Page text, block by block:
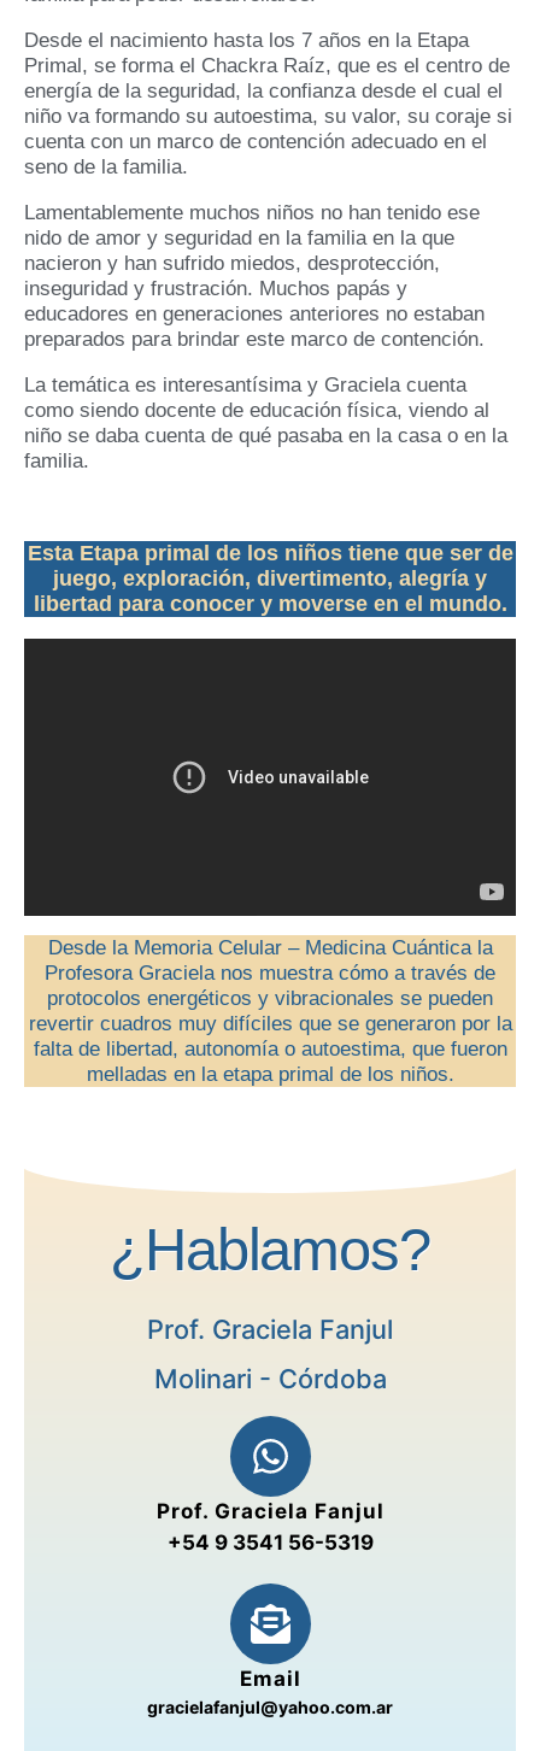
Desde el nacimiento hasta los 7 años en la Etapa
Primal, se forma el Chackra Raíz, que es el centro de
energía de la seguridad, la confianza desde el cual el
niño va formando su autoestima, su valor, su coraje si
cuenta con un marco de contención adecuado en el
seno de la familia.
Lamentablemente muchos niños no han tenido ese
nido de amor y seguridad en la familia en la que
nacieron y han sufrido miedos, desprotección,
inseguridad y frustración. Muchos papás y
educadores en generaciones anteriores no estaban
preparados para brindar este marco de contención.
La temática es interesantísima y Graciela cuenta
como siendo docente de educación física, viendo al
niño se daba cuenta de qué pasaba en la casa o en la
familia.
Esta Etapa primal de los niños tiene que ser de
juego, exploración, divertimento, alegría y
libertad para conocer y moverse en el mundo.
Desde la Memoria Celular – Medicina Cuánticala
Profesora Graciela nos muestra cómo a través de
protocolos energéticos y vibracionales se pueden
revertir cuadros muy difíciles que se generaron por la
falta de libertad, autonomía o autoestima, que fueron
melladas en la etapa primal de los niños.
¿Hablamos?
Prof. Graciela Fanjul
Molinari - Córdoba
Prof. Graciela Fanjul
+54 9 3541 56-5319
Email
gracielafanjul@yahoo.com.ar